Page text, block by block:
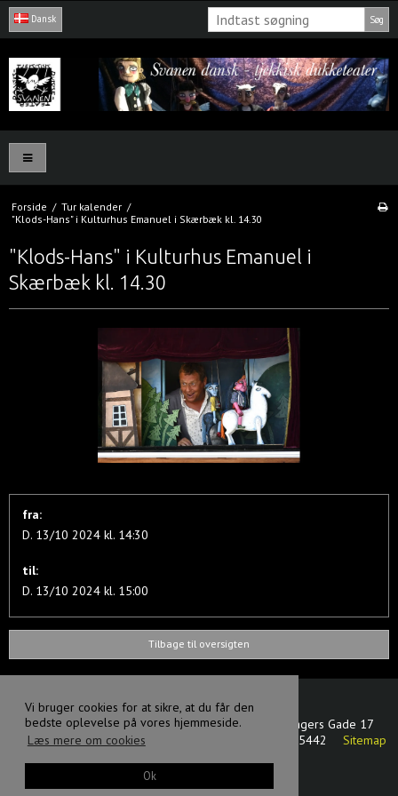
Vi bruger cookies for at sikre, at du får den
bedste oplevelse på vores hjemmeside.
Læs mere om cookies
Ok
Dansk Søg
Forside / Tur kalender /
"Klods-Hans" i Kulturhus Emanuel i Skærbæk kl. 14.30
"Klods-Hans" i Kulturhus Emanuel i
Skærbæk kl. 14.30
fra:
D. 13/10 2024 kl. 14:30
til:
D. 13/10 2024 kl. 15:00
Tilbage til oversigten
Svanen dansk - tjekkisk dukketeater
Oluf Bagers Gade 17
5000 Odense C
Danmark 17875442
Sitemap
Facebook